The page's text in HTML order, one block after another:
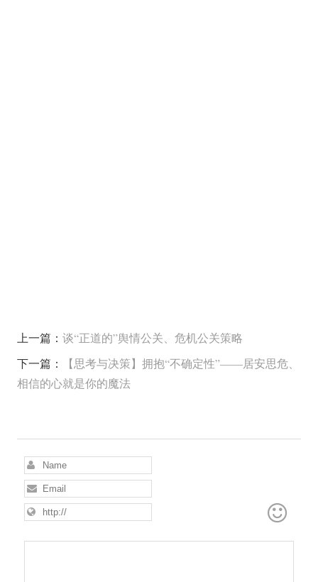
上一篇： 谈“正道的”舆情公关、危机公关策略
下一篇：
【思考与决策】拥抱“不确定性”——居安思危、
相信的心就是你的魔法